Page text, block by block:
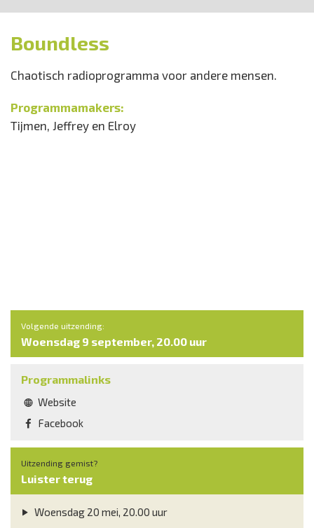
Boundless
Chaotisch radioprogramma voor andere mensen.
Programmamakers:
Tijmen, Jeffrey en Elroy
Volgende uitzending:
Woensdag 9 september, 20.00 uur
Programmalinks
Website
Facebook
Uitzending gemist?
Luister terug
Woensdag 20 mei, 20.00 uur